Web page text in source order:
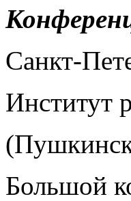
Санкт-
Институт
Большой